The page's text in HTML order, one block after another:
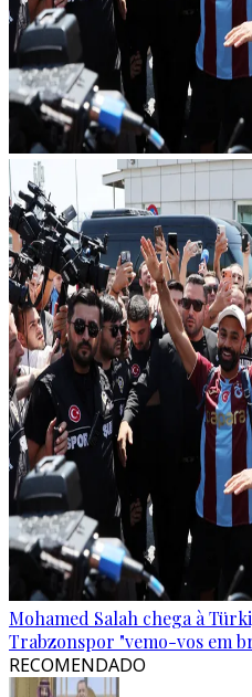
Mohamed Salah chega à
Trabzonspor "vemo-vos em
RECOMENDADO